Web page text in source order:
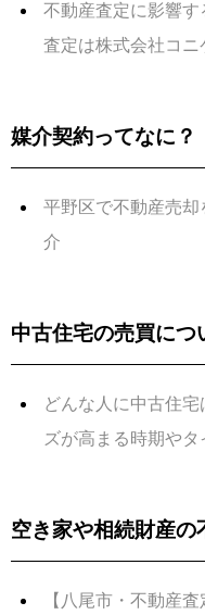
不動産査定に影響
査定は株式会社コニ
媒介契約ってなに？
平野区で不動産売
介
中古住宅の売買につ
どんな人に中古住
ズが高まる時期や
空き家や相続財産の
【八尾市・不動産